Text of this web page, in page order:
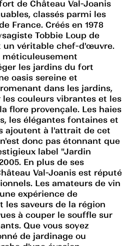
de Château Val-Joanis
classés parmi les
France. Créés en 1978
Tobbie Loup de
un véritable chef-d'œuvre.
méticuleusement
les jardins du fort
oasis sereine et
dans les jardins,
les couleurs vibrantes et les
flore provençale. Les haies
les élégantes fontaines et
ajoutent à l'attrait de cet
donc pas étonnant que
label "Jardin
En plus de ses
Val-Joanis est réputé
Les amateurs de vin
expérience de
les saveurs de la région
à couper le souffle sur
Que vous soyez
de jardinage ou